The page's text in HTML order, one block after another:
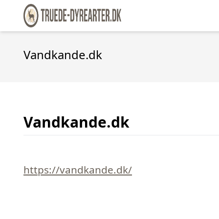
Vandkande.dk
Vandkande.dk
https://vandkande.dk/